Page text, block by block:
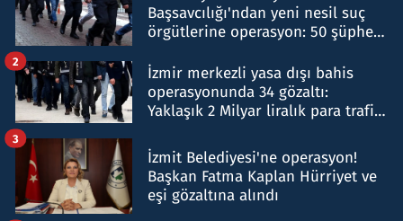
Başsavcılığı'ndan yeni nesil suç
örgütlerine operasyon: 50 şüpheli
İzmir merkezli yasa dışı bahis
operasyonunda 34 gözaltı:
Yaklaşık 2 Milyar liralık para trafiği
2
İzmit Belediyesi'ne operasyon!
Başkan Fatma Kaplan Hürriyet ve
eşi gözaltına alındı
3